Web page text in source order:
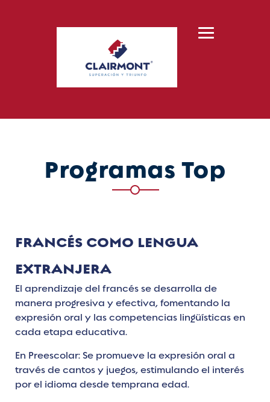
Programas Top
FRANCÉS COMO LENGUA
EXTRANJERA
El aprendizaje del francés se desarrolla de
manera progresiva y efectiva, fomentando la
expresión oral y las competencias lingüísticas en
cada etapa educativa.
En Preescolar: Se promueve la expresión oral a
través de cantos y juegos, estimulando el interés
por el idioma desde temprana edad.